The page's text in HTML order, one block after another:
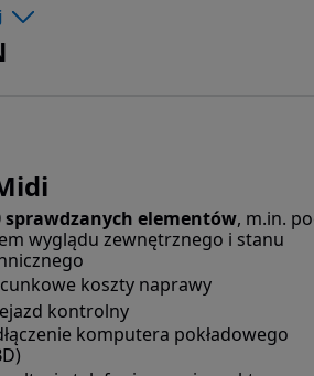
sprawdzanych elementów, m.in.
wyglądu zewnętrznego i stanu
koszty naprawy
kontrolny
komputera pokładowego